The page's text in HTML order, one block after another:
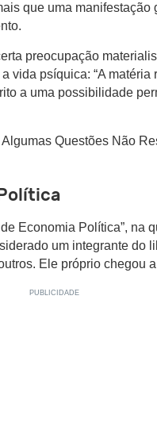
que uma manifestação
preocupação
vida psíquica: “A
a uma possibilidade
Questões Não
Economia Política”, na
um integrante do
Ele próprio chegou